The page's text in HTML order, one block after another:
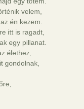
velem,
én kezem.
re itt is ragadt,
egy pillanat.
élethez,
gondolnak,